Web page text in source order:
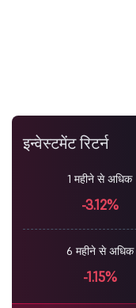
इन्वेस्टमेंट रिटर्न
1 महीने से अधिक
-3.12%
6 महीने से अधिक
-1.15%